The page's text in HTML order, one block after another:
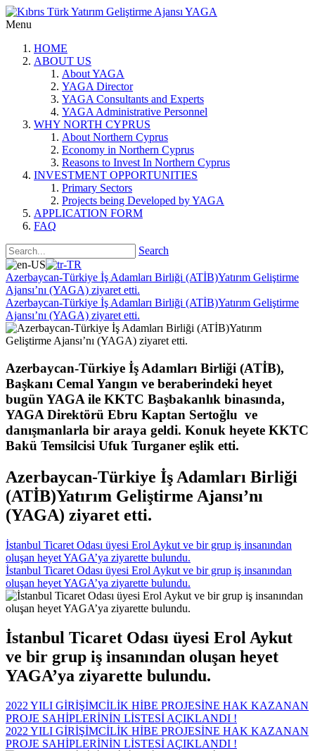
Menu
HOME
ABOUT US
About YAGA
YAGA Director
YAGA Consultants and Experts
YAGA Administrative Personnel
WHY NORTH CYPRUS
About Northern Cyprus
Economy in Northern Cyprus
Reasons to Invest In Northern Cyprus
INVESTMENT OPPORTUNITIES
Primary Sectors
Projects being Developed by YAGA
APPLICATION FORM
FAQ
Search
Azerbaycan-Türkiye İş Adamları Birliği (ATİB)Yatırım Geliştirme
Ajansı’nı (YAGA) ziyaret etti.
Azerbaycan-Türkiye İş Adamları Birliği (ATİB)Yatırım Geliştirme
Ajansı’nı (YAGA) ziyaret etti.
Azerbaycan-Türkiye İş Adamları Birliği (ATİB),
Başkanı Cemal Yangın ve beraberindeki heyet
bugün YAGA ile KKTC Başbakanlık binasında,
YAGA Direktörü Ebru Kaptan Sertoğlu ve
danışmanlarla bir araya geldi. Konuk heyete KKTC
Bakü Temsilcisi Ufuk Turganer eşlik etti.
Azerbaycan-Türkiye İş Adamları Birliği
(ATİB)Yatırım Geliştirme Ajansı’nı
(YAGA) ziyaret etti.
İstanbul Ticaret Odası üyesi Erol Aykut ve bir grup iş insanından
oluşan heyet YAGA’ya ziyarette bulundu.
İstanbul Ticaret Odası üyesi Erol Aykut ve bir grup iş insanından
oluşan heyet YAGA’ya ziyarette bulundu.
İstanbul Ticaret Odası üyesi Erol Aykut
ve bir grup iş insanından oluşan heyet
YAGA’ya ziyarette bulundu.
2022 YILI GİRİŞİMCİLİK HİBE PROJESİNE HAK KAZANAN
PROJE SAHİPLERİNİN LİSTESİ AÇIKLANDI !
2022 YILI GİRİŞİMCİLİK HİBE PROJESİNE HAK KAZANAN
PROJE SAHİPLERİNİN LİSTESİ AÇIKLANDI !